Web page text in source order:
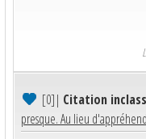
[0]| Citation
presque. Au lieu